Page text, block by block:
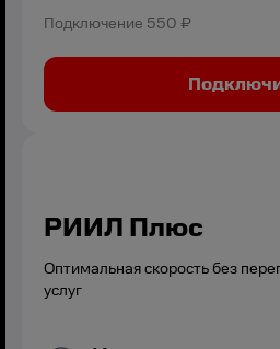
Подключение 550 ₽
РИИЛ Плюс
Оптимальная скорость без
услуг